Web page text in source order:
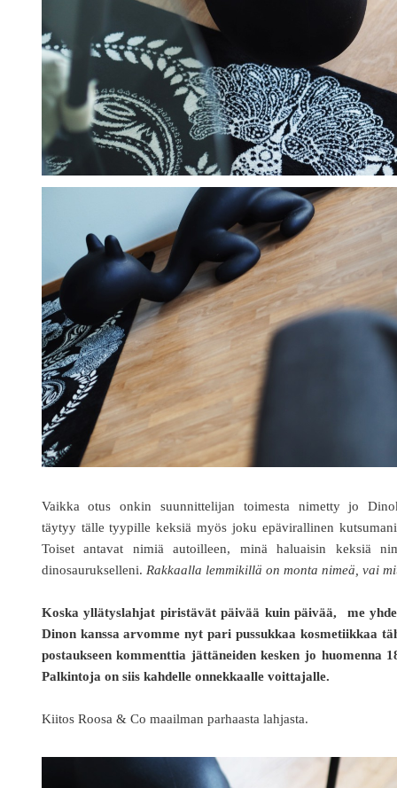
Vaikka otus onkin suunnittelijan toimesta nimetty jo
täytyy tälle tyypille keksiä myös joku epävirallinen
Toiset antavat nimiä autoilleen, minä haluaisin keksiä
dinosaurukselleni. Rakkaalla lemmikillä on monta nimeä, vai
Koska yllätyslahjat piristävät päivää kuin päivää, me
Dinon kanssa arvomme nyt pari pussukkaa kosmetiikkaa
postaukseen kommenttia jättäneiden kesken jo huomenna
Palkintoja on siis kahdelle onnekkaalle voittajalle.
Kiitos Roosa & Co maailman parhaasta lahjasta.